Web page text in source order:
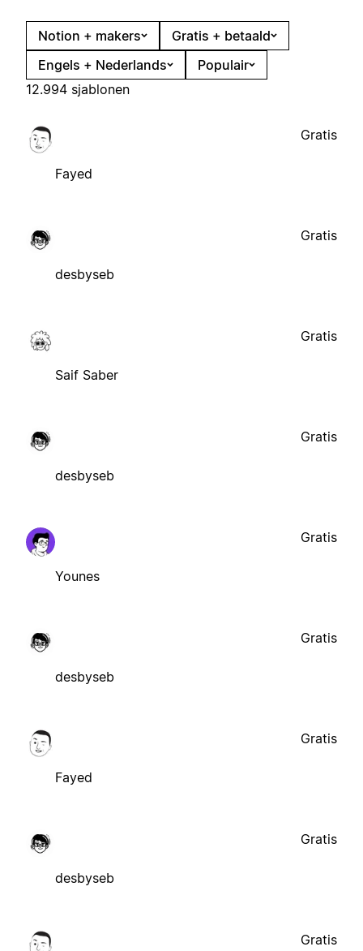
Notion + makers
Gratis + betaald
Engels + Nederlands
Populair
12.994 sjablonen
Fayed
Gratis
desbyseb
Gratis
Saif Saber
Gratis
desbyseb
Gratis
Younes
Gratis
desbyseb
Gratis
Fayed
Gratis
desbyseb
Gratis
Gratis